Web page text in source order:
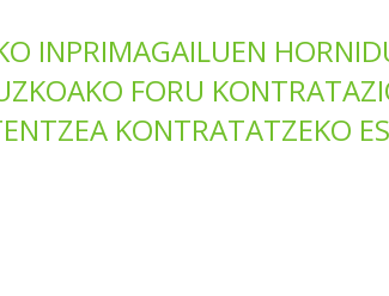
INPRIMAGAILUEN
FORU
KONTRATATZEKO